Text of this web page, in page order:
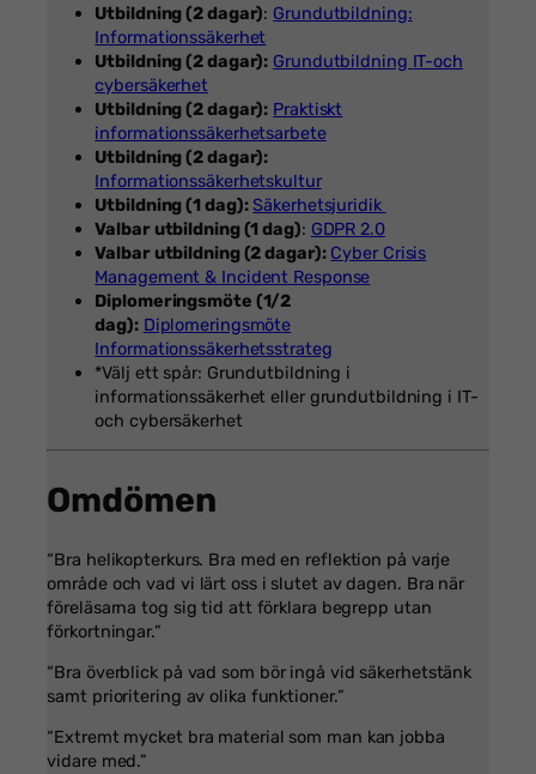
Utbildning (2 dagar): Grundutbildning:
Informationssäkerhet
Utbildning (2 dagar): Grundutbildning IT-och
cybersäkerhet
Utbildning (2 dagar): Praktiskt
informationssäkerhetsarbete
Utbildning (2 dagar):
Informationssäkerhetskultur
Utbildning (1 dag): Säkerhetsjuridik
Valbar utbildning (1 dag): GDPR 2.0
Valbar utbildning (2 dagar): Cyber Crisis
Management & Incident Response
Diplomeringsmöte (1/2
dag): Diplomeringsmöte
Informationssäkerhetsstrateg
*Välj ett spår: Grundutbildning i
informationssäkerhet eller grundutbildning i IT-
och cybersäkerhet
Omdömen
“Bra helikopterkurs. Bra med en reflektion på varje
område och vad vi lärt oss i slutet av dagen. Bra när
föreläsarna tog sig tid att förklara begrepp utan
förkortningar.”
“Bra överblick på vad som bör ingå vid säkerhetstänk
samt prioritering av olika funktioner.”
“Extremt mycket bra material som man kan jobba
vidare med.”